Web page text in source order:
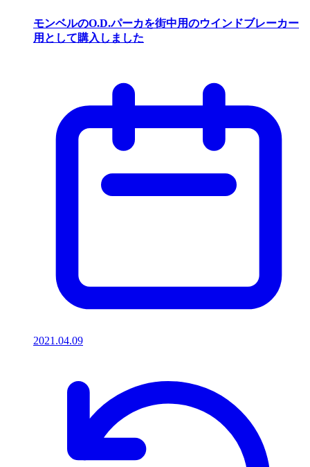
モンベルのO.D.パーカを街中用のウインドブレーカー
用として購入しました
2021.04.09